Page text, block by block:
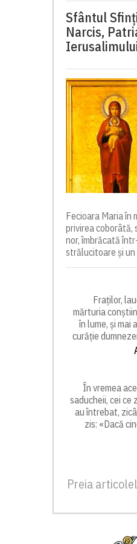
Sfântul
Narcis,
Fecioara Maria în
privirea coborâtă,
nor, îmbrăcată
strălucitoare și un
Fraților,
mărturia
în lume, și mai
curăție
În vremea
saducheii, cei ce
au întrebat,
zis: «Dacă
Preia